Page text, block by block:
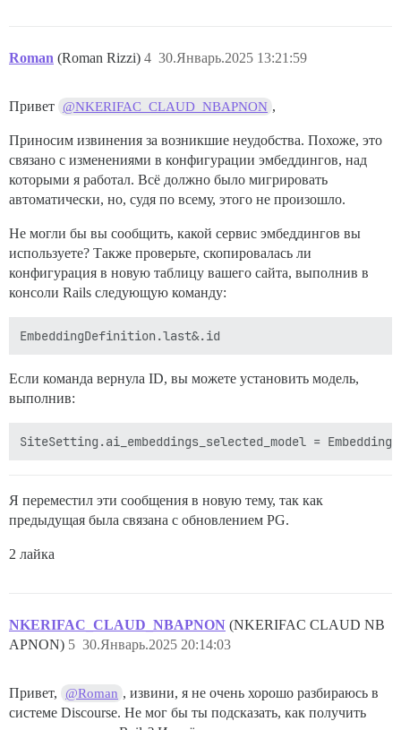
Roman (Roman Rizzi) 30.Январь.2025 13:21:59
4
Привет @NKERIFAC_CLAUD_NBAPNON ,
Приносим извинения за возникшие неудобства. Похоже, это
связано с изменениями в конфигурации эмбеддингов, над
которыми я работал. Всё должно было мигрировать
автоматически, но, судя по всему, этого не произошло.
Не могли бы вы сообщить, какой сервис эмбеддингов вы
используете? Также проверьте, скопировалась ли
конфигурация в новую таблицу вашего сайта, выполнив в
консоли Rails следующую команду:
Если команда вернула ID, вы можете установить модель,
выполнив:
Я переместил эти сообщения в новую тему, так как
предыдущая была связана с обновлением PG.
2 лайка
NKERIFAC_CLAUD_NBAPNON (NKERIFAC CLAUD NB
APNON)
30.Январь.2025 20:14:03
5
Привет, @Roman , извини, я не очень хорошо разбираюсь в
системе Discourse. Не мог бы ты подсказать, как получить